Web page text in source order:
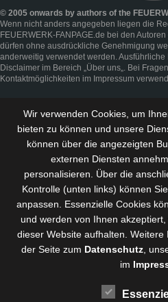
© 2005 onwards by authors of the
Wenn nicht anders angegeben liegen die
FEUERWERK-FANPAGE.de bei den
dürfen ohne ausdrückliche Genehmigung
anderweitig verwendet werden.
Disclaimer im Bereich „Über uns„. Bei
Kontaktmöglichkeiten im Impressum
Wir verwenden Cookies, um
bieten zu können und unsere
können über die angezeigten
externen Diensten
personalisieren. Über die
Kontrolle (unten links) können
anpassen. Essenzielle Cookies
und werden von Ihnen
dieser Website aufhalten.
der Seite zum Datenschutz ,
im